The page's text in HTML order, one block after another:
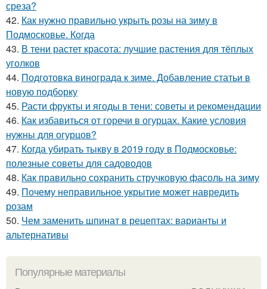
среза?
42. Как нужно правильно укрыть розы на зиму в
Подмосковье. Когда
43. В тени растет красота: лучшие растения для тёплых
уголков
44. Подготовка винограда к зиме. Добавление статьи в
новую подборку
45. Расти фрукты и ягоды в тени: советы и рекомендации
46. Как избавиться от горечи в огурцах. Какие условия
нужны для огурцов?
47. Когда убирать тыкву в 2019 году в Подмосковье:
полезные советы для садоводов
48. Как правильно сохранить стручковую фасоль на зиму
49. Почему неправильное укрытие может навредить
розам
50. Чем заменить шпинат в рецептах: варианты и
альтернативы
Популярные материалы